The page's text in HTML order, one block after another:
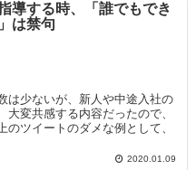
導する時、「誰でもでき
は禁句
は少ないが、新人や中途入社の
変共感する内容だったので、
ツイートのダメな例として、
2020.01.09